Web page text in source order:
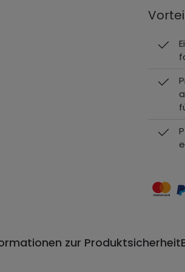
zur Produktsicherheit